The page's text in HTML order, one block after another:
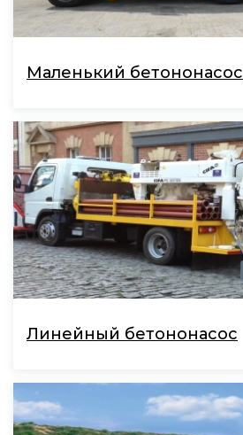
Маленький бетононасос
Линейный бетононасос